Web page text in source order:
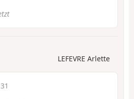
LEFEVRE Arlette